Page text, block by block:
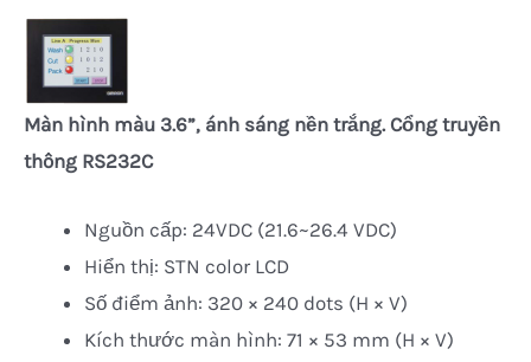
Màn hình màu 3.6”, ánh sáng nền trắng. Cổng truyền
thông RS232C
Nguồn cấp: 24VDC (21.6~26.4 VDC)
Hiển thị: STN color LCD
Số điểm ảnh: 320 × 240 dots (H × V)
Kích thước màn hình: 71 × 53 mm (H × V)